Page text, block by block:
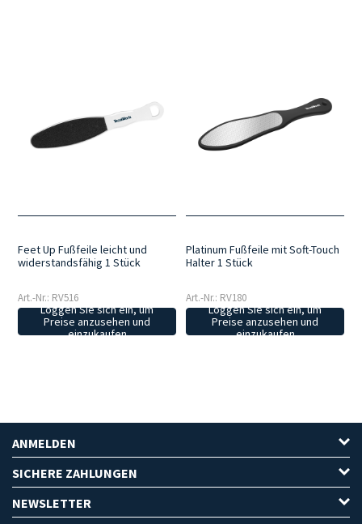
Feet Up Fußfeile leicht und
widerstandsfähig 1 Stück
Art.-Nr.: RV516
Loggen Sie sich ein, um
Preise anzusehen und
einzukaufen
Platinum Fußfeile mit Soft-Touch
Halter 1 Stück
Art.-Nr.: RV180
Loggen Sie sich ein, um
Preise anzusehen und
einzukaufen
ANMELDEN
SICHERE ZAHLUNGEN
NEWSLETTER